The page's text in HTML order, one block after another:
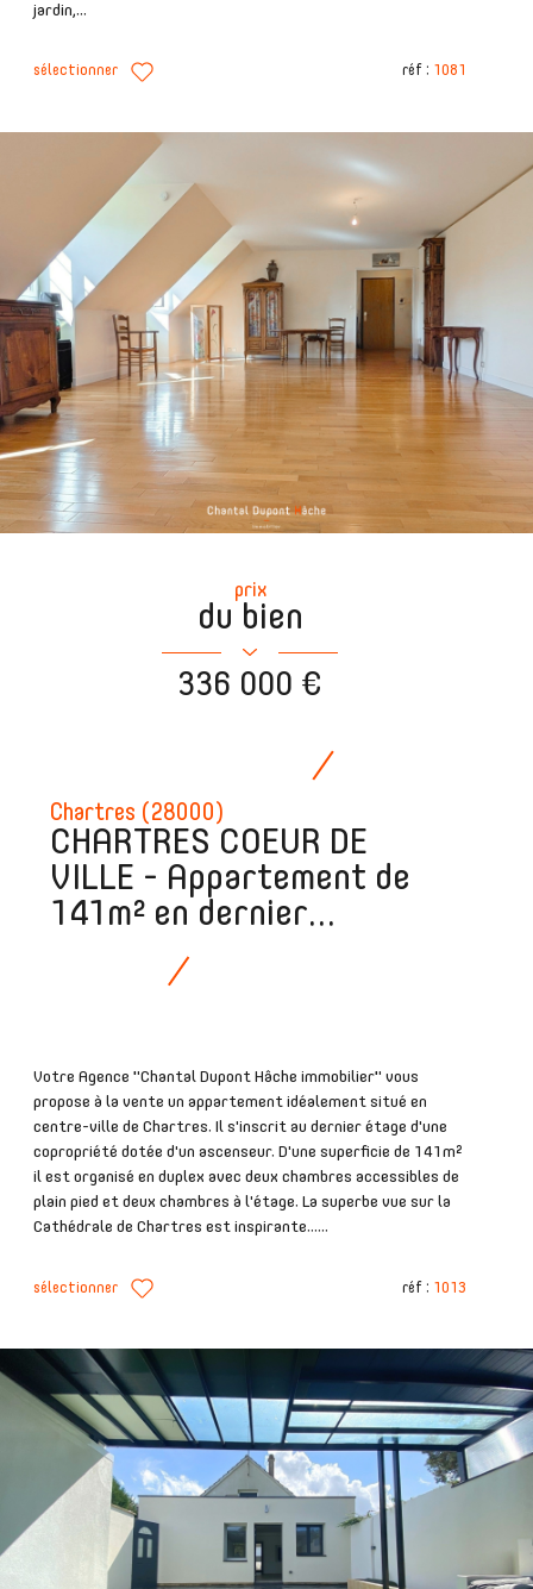
jardin,...
sélectionner réf : 1081
Chartres (28000)
CHARTRES COEUR DE
VILLE - Appartement de
141m² en dernier...
Votre Agence "Chantal Dupont Hâche immobilier" vous
propose à la vente un appartement idéalement situé en
centre-ville de Chartres. Il s'inscrit au dernier étage d'une
copropriété dotée d'un ascenseur. D'une superficie de 141m²
il est organisé en duplex avec deux chambres accessibles de
plain pied et deux chambres à l'étage. La superbe vue sur la
Cathédrale de Chartres est inspirante......
prix
du bien
336 000 €
sélectionner réf : 1013